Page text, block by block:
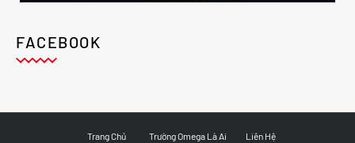
FACEBOOK
Trang Chủ Trường Omega Là Ai Liên Hệ